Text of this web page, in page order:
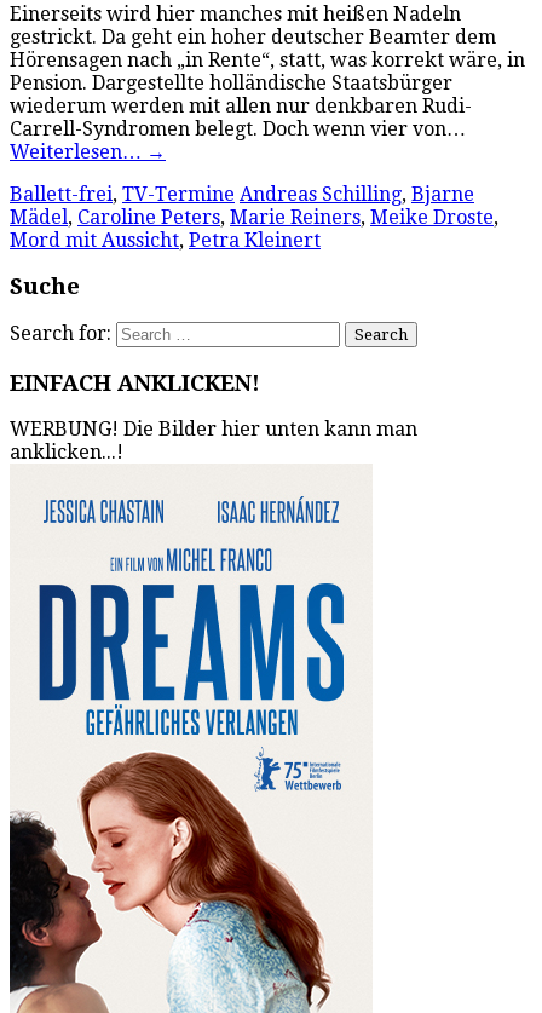
Einerseits wird hier manches mit heißen Nadeln
gestrickt. Da geht ein hoher deutscher Beamter dem
Hörensagen nach „in Rente“, statt, was korrekt wäre, in
Pension. Dargestellte holländische Staatsbürger
wiederum werden mit allen nur denkbaren Rudi-
Carrell-Syndromen belegt. Doch wenn vier von…
Weiterlesen… →
Ballett-frei, TV-Termine Andreas Schilling, Bjarne
Mädel, Caroline Peters, Marie Reiners, Meike Droste,
Mord mit Aussicht, Petra Kleinert
Suche
Search for:
EINFACH ANKLICKEN!
WERBUNG! Die Bilder hier unten kann man
anklicken...!